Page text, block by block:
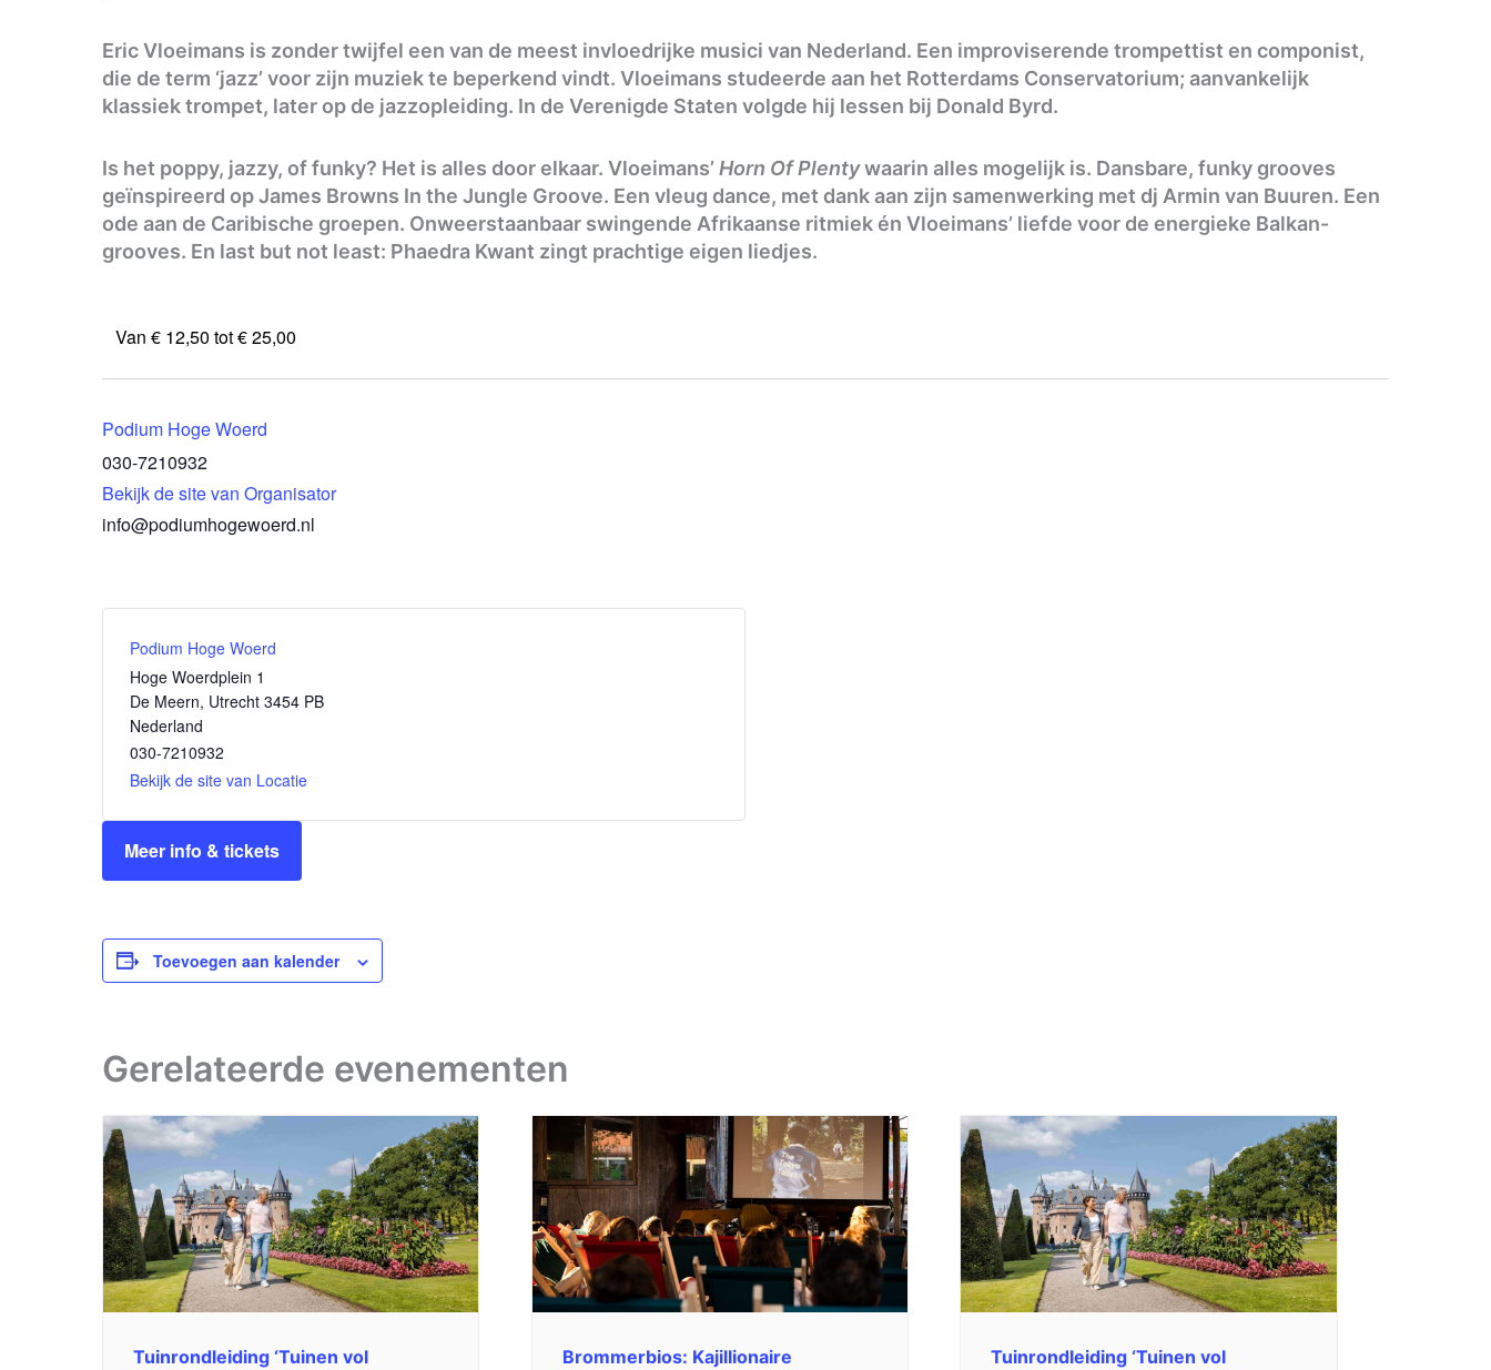
Eric Vloeimans is zonder twijfel een van de meest invloedrijke musici van Nederland. Een improviserende trompettist en componist,
die de term ‘jazz’ voor zijn muziek te beperkend vindt. Vloeimans studeerde aan het Rotterdams Conservatorium; aanvankelijk
klassiek trompet, later op de jazzopleiding. In de Verenigde Staten volgde hij lessen bij Donald Byrd.
Is het poppy, jazzy, of funky? Het is alles door elkaar. Vloeimans’ Horn Of Plentywaarin alles mogelijk is. Dansbare, funky grooves
geïnspireerd op James Browns In the Jungle Groove. Een vleug dance, met dank aan zijn samenwerking met dj Armin van Buuren. Een
ode aan de Caribische groepen. Onweerstaanbaar swingende Afrikaanse ritmiek én Vloeimans’ liefde voor de energieke Balkan-
grooves. En last but not least: Phaedra Kwant zingt prachtige eigen liedjes.
Van € 12,50 tot € 25,00
Podium Hoge Woerd
030-7210932
Bekijk de site van Organisator
info@podiumhogewoerd.nl
Podium Hoge Woerd
Hoge Woerdplein 1
De Meern, Utrecht 3454 PB
Nederland
030-7210932
Bekijk de site van Locatie
Meer info & tickets
Toevoegen aan kalender
Gerelateerde evenementen
Tuinrondleiding ‘Tuinen vol Brommerbios: Kajillionaire Tuinrondleiding ‘Tuinen vol